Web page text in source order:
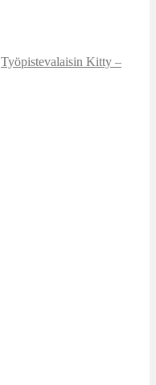
Työpistevalaisin Kitty –